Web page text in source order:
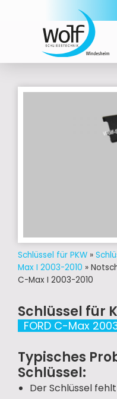
Schlüssel für PKW »
Max I 2003-2010 »
C-Max I 2003-2010
Schlüssel für
FORD C-Max
Typisches
Schlüssel:
Der Schlüssel